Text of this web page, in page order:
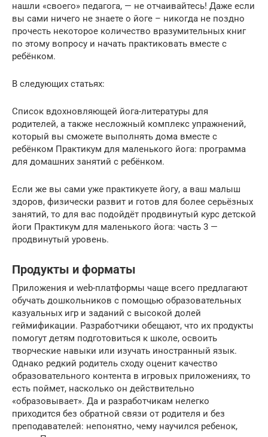
нашли «своего» педагога, — не отчаивайтесь! Даже если
вы сами ничего не знаете о йоге – никогда не поздно
прочесть некоторое количество вразумительных книг
по этому вопросу и начать практиковать вместе с
ребёнком.
В следующих статьях:
Список вдохновляющей йога-литературы для
родителей, а также несложный комплекс упражнений,
который вы сможете выполнять дома вместе с
ребёнком Практикум для маленького йога: программа
для домашних занятий с ребёнком.
Если же вы сами уже практикуете йогу, а ваш малыш
здоров, физически развит и готов для более серьёзных
занятий, то для вас подойдёт продвинутый курс детской
йоги Практикум для маленького йога: часть 3 —
продвинутый уровень.
Продукты и форматы
Приложения и web-платформы чаще всего предлагают
обучать дошкольников с помощью образовательных
казуальных игр и заданий с высокой долей
геймификации. Разработчики обещают, что их продукты
помогут детям подготовиться к школе, освоить
творческие навыки или изучать иностранный язык.
Однако редкий родитель сходу оценит качество
образовательного контента в игровых приложениях, то
есть поймет, насколько он действительно
«образовывает». Да и разработчикам нелегко
приходится без обратной связи от родителя и без
преподавателей: непонятно, чему научился ребенок,